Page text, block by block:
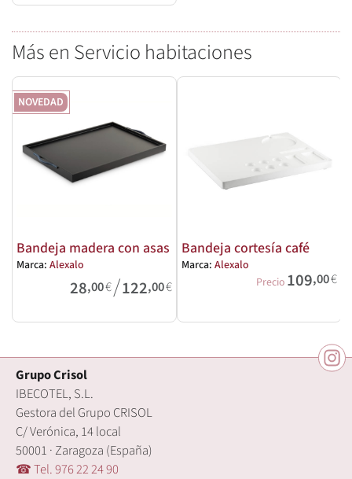
Más en Servicio habitaciones
NOVEDAD
Bandeja madera con asas
Marca: Alexalo
28,00€/122,00€
Bandeja cortesía café
Marca: Alexalo
Precio 109,00€
Grupo Crisol
IBECOTEL, S.L.
Gestora del Grupo CRISOL
C/ Verónica, 14 local
50001 · Zaragoza (España)
☎ Tel. 976 22 24 90